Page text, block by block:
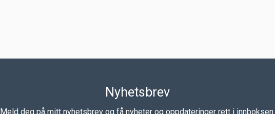
Nyhetsbrev
Meld deg på mitt nyhetsbrev og få nyheter og oppdateringer rett i innboksen.